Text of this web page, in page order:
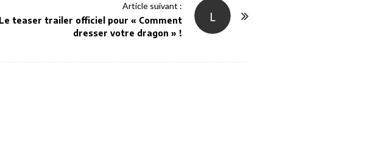
L
Article suivant :
Le teaser trailer officiel pour « Comment
dresser votre dragon » !